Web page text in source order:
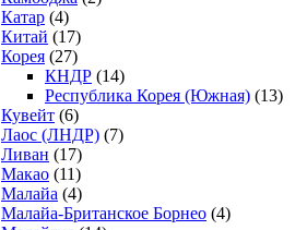
Катар (4)
Китай (17)
Корея (27)
КНДР (14)
Республика Корея (Южная) (13)
Кувейт (6)
Лаос (ЛНДР) (7)
Ливан (17)
Макао (11)
Малайа (4)
Малайа-Британское Борнео (4)